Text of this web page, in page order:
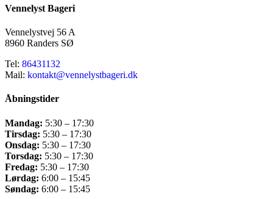
Vennelyst Bageri
Vennelystvej 56 A
8960 Randers SØ
Tel: 86431132
Mail: kontakt@vennelystbageri.dk
Åbningstider
Mandag: 5:30 – 17:30
Tirsdag: 5:30 – 17:30
Onsdag: 5:30 – 17:30
Torsdag: 5:30 – 17:30
Fredag: 5:30 – 17:30
Lørdag: 6:00 – 15:45
Søndag: 6:00 – 15:45